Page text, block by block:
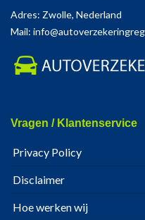
Adres: Zwolle, Nederland
Mail:
Vragen / Klantenservice
Privacy Policy
Disclaimer
Hoe werken wij